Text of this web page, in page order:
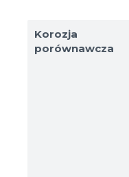
Korozja
porównawcza